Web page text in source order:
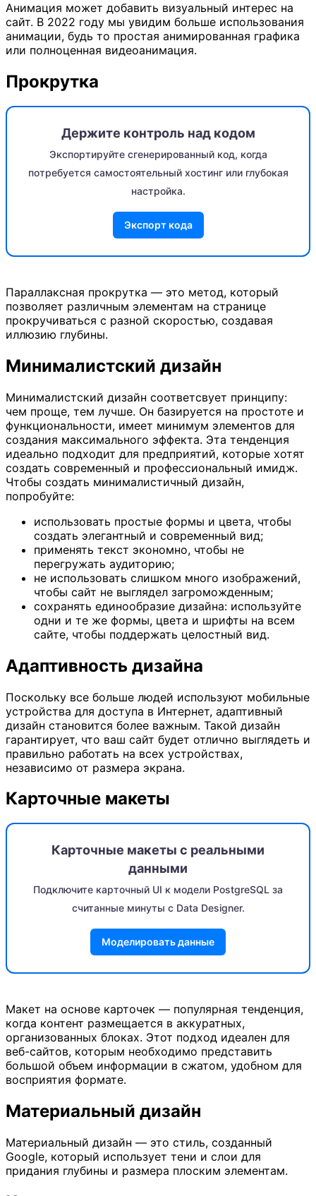
Анимация может добавить визуальный интерес на
сайт. В 2022 году мы увидим больше использования
анимации, будь то простая анимированная графика
или полноценная видеоанимация.
Прокрутка
Держите контроль над кодом
Экспортируйте сгенерированный код, когда
потребуется самостоятельный хостинг или глубокая
настройка.
Экспорт кода
Параллаксная прокрутка — это метод, который
позволяет различным элементам на странице
прокручиваться с разной скоростью, создавая
иллюзию глубины.
Минималистский дизайн
Минималистский дизайн соответсвует принципу:
чем проще, тем лучше. Он базируется на простоте и
функциональности, имеет минимум элементов для
создания максимального эффекта. Эта тенденция
идеально подходит для предприятий, которые хотят
создать современный и профессиональный имидж.
Чтобы создать минималистичный дизайн,
попробуйте:
использовать простые формы и цвета, чтобы
создать элегантный и современный вид;
применять текст экономно, чтобы не
перегружать аудиторию;
не использовать слишком много изображений,
чтобы сайт не выглядел загроможденным;
сохранять единообразие дизайна: используйте
одни и те же формы, цвета и шрифты на всем
сайте, чтобы поддержать целостный вид.
Адаптивность дизайна
Поскольку все больше людей используют мобильные
устройства для доступа в Интернет, адаптивный
дизайн становится более важным. Такой дизайн
гарантирует, что ваш сайт будет отлично выглядеть и
правильно работать на всех устройствах,
независимо от размера экрана.
Карточные макеты
Карточные макеты с реальными
данными
Подключите карточный UI к модели PostgreSQL за
считанные минуты с Data Designer.
Моделировать данные
Макет на основе карточек — популярная тенденция,
когда контент размещается в аккуратных,
организованных блоках. Этот подход идеален для
веб-сайтов, которым необходимо представить
большой объем информации в сжатом, удобном для
восприятия формате.
Материальный дизайн
Материальный дизайн — это стиль, созданный
Google, который использует тени и слои для
придания глубины и размера плоским элементам.